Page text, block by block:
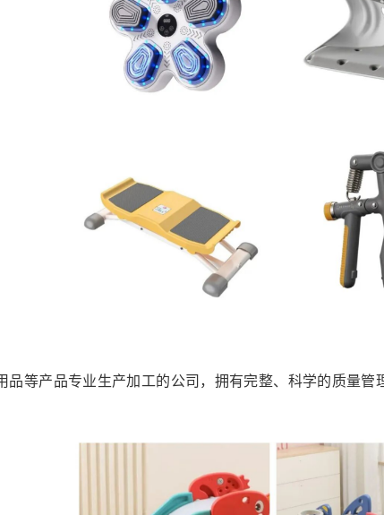
等产品专业生产加工的公司，拥有完整、科学的质量